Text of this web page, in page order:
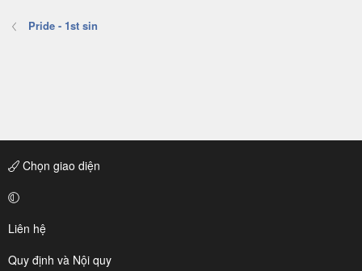
Pride - 1st sin
Chọn giao diện
Liên hệ
Quy định và Nội quy